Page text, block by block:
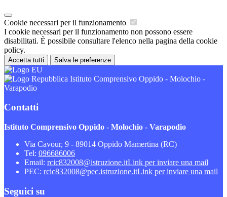
Cookie necessari per il funzionamento
I cookie necessari per il funzionamento non possono essere
disabilitati. È possibile consultare l'elenco nella pagina della cookie
policy.
Accetta tutti Salva le preferenze
Istituto Comprensivo Oppido - Molochio -
Varapodio
Contatti
Istituto Comprensivo Oppido - Molochio - Varapodio
Via Cavour, 9 - 89014 Oppido Mamertina (RC)
Tel: 096686006
Email: rcic832008@istruzione.itLink per inviare una mail
PEC: rcic832008@pec.istruzione.itLink per inviare una mail
Seguici su